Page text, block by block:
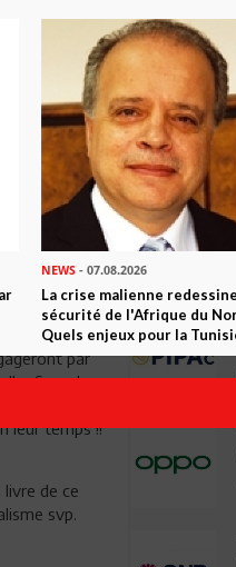
nous vanter
temps
nous
que nous
sous des
par
tour
ne s'en
moyen
par
Saoud :
que
leur temps !!
de ce
svp.
NEWS- 07.08.2026
La crise malienne
sécurité de l'Afrique du
Quels enjeux pour la